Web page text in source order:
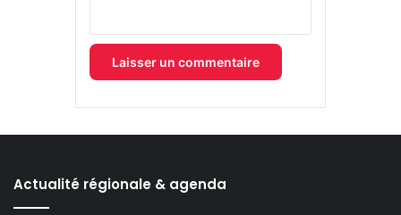
Actualité régionale & agenda